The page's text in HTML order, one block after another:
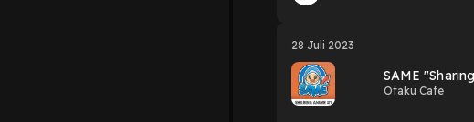
28 Juli 2023
SAME
Otaku Cafe